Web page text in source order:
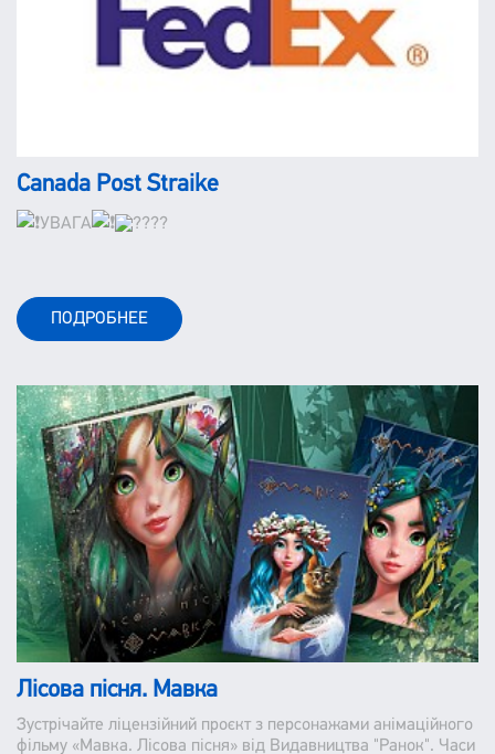
Canada Post Straike
УВАГА
ПОДРОБНЕЕ
Лісова пісня. Мавка
Зустрічайте ліцензійний проєкт з персонажами анімаційного
фільму «Мавка. Лісова пісня» від Видавництва "Ранок". Часи